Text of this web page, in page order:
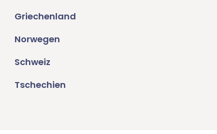
Griechenland
Norwegen
Schweiz
Tschechien